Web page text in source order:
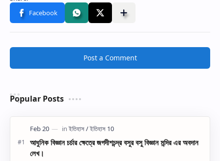
Post a Comment
Popular Posts
আধুনিক বিজ্ঞান চর্চার ক্ষেত্রে জগদীশচন্দ্র বসুর বসু বিজ্ঞান মন্দির এর অবদান
লেখ।